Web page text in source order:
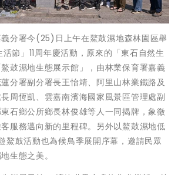
分署今(25)日上午在鰲鼓濕地森林園區舉
活節」11周年慶活動，原來的「東石自然生
鼓濕地生態展示館」，由林業保育署嘉義
分署副分署長王怡靖、阿里山林業鐵路及
周恆凱、雲嘉南濱海國家風景區管理處副
石鄉公所鄉長林俊雄等人一同揭牌，象徵
服務邁向新的里程碑。另外以鰲鼓濕地低
鰲鼓活動也為候鳥季展開序幕，邀請民眾
生態之美。